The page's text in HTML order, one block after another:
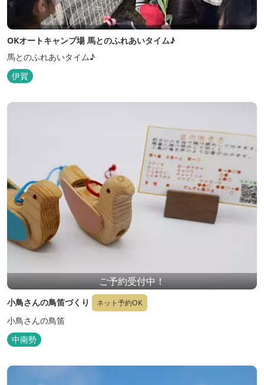
OKオートキャンプ場 馬とのふれあいタイム♪
馬とのふれあいタイム♪
伊賀
ご予約受付中！
小鳥さんの鳥笛づくり ネット予約OK
小鳥さんの鳥笛
中南勢